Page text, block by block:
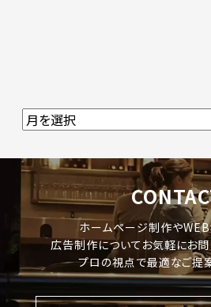
ホームページ制作や
広告制作についてお気軽にお問
プロの視点で最適なご提